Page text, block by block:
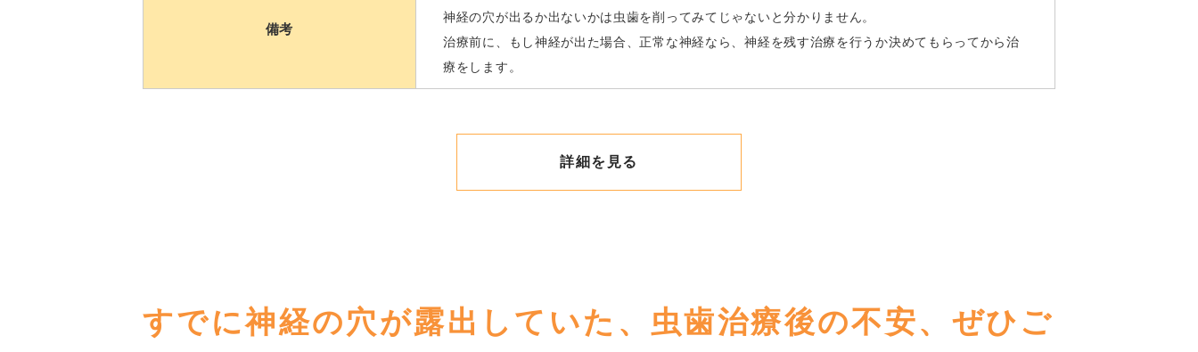
備考
神経の穴が出るか出ないかは虫歯を削ってみてじゃないと分かりません。
治療前に、もし神経が出た場合、正常な神経なら、神経を残す治療を行うか決めてもらってから治
療をします。
詳細を見る
すでに神経の穴が露出していた、虫歯治療後の不安、ぜひご